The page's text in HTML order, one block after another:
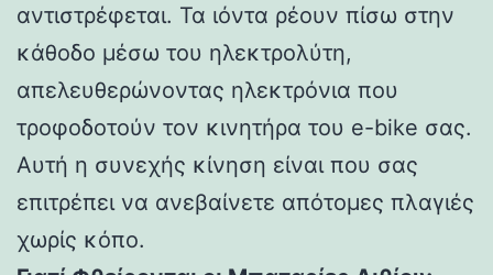
αντιστρέφεται. Τα ιόντα ρέουν πίσω στην
κάθοδο μέσω του ηλεκτρολύτη,
απελευθερώνοντας ηλεκτρόνια που
τροφοδοτούν τον κινητήρα του e-bike σας.
Αυτή η συνεχής κίνηση είναι που σας
επιτρέπει να ανεβαίνετε απότομες πλαγιές
χωρίς κόπο.